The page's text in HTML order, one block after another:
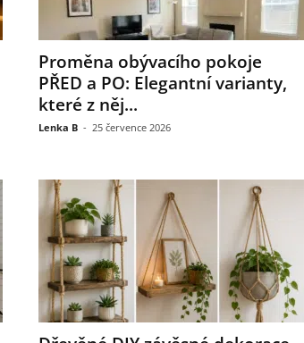
Proměna obývacího pokoje
PŘED a PO: Elegantní varianty,
které z něj...
Lenka B - 25 července 2026